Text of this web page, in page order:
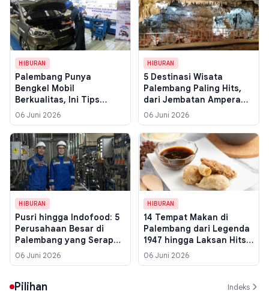
HIBURAN
Palembang Punya
Bengkel Mobil
Berkualitas, Ini Tips
Memilih Servis yang
Tepat untuk Kendaraan
Anda
06 Juni 2026
HIBURAN
5 Destinasi Wisata
Palembang Paling Hits,
dari Jembatan Ampera
hingga Air Terjun Maung
06 Juni 2026
HIBURAN
Pusri hingga Indofood: 5
Perusahaan Besar di
Palembang yang Serap
Ribuan Tenaga Kerja
06 Juni 2026
HIBURAN
14 Tempat Makan di
Palembang dari Legenda
1947 hingga Laksan Hits
2026
06 Juni 2026
Pilihan Indeks